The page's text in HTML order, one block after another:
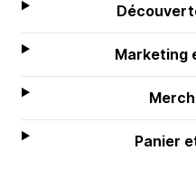
Marketing
Panier